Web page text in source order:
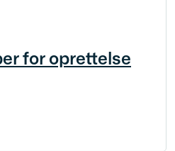
for oprettelse